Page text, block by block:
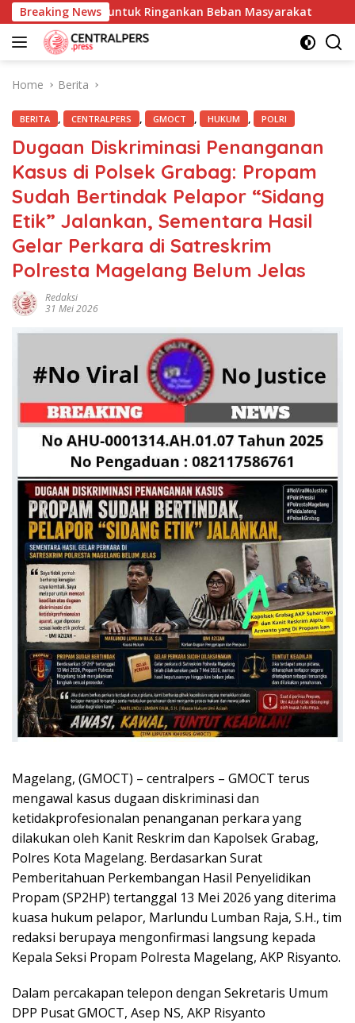
Skip
to
content
Breaking News
untuk Ringankan Beban Masyarakat DPRD
Home Berita
BERITA , CENTRALPERS , GMOCT , HUKUM , POLRI
Dugaan Diskriminasi Penanganan
Kasus di Polsek Grabag: Propam
Sudah Bertindak Pelapor “Sidang
Etik” Jalankan, Sementara Hasil
Gelar Perkara di Satreskrim
Polresta Magelang Belum Jelas
Redaksi
31 Mei 2026
Magelang, (GMOCT) – centralpers – GMOCT terus
mengawal kasus dugaan diskriminasi dan
ketidakprofesionalan penanganan perkara yang
dilakukan oleh Kanit Reskrim dan Kapolsek Grabag,
Polres Kota Magelang. Berdasarkan Surat
Pemberitahuan Perkembangan Hasil Penyelidikan
Propam (SP2HP) tertanggal 13 Mei 2026 yang diterima
kuasa hukum pelapor, Marlundu Lumban Raja, S.H., tim
redaksi berupaya mengonfirmasi langsung kepada
Kepala Seksi Propam Polresta Magelang, AKP Risyanto.
Dalam percakapan telepon dengan Sekretaris Umum
DPP Pusat GMOCT, Asep NS, AKP Risyanto